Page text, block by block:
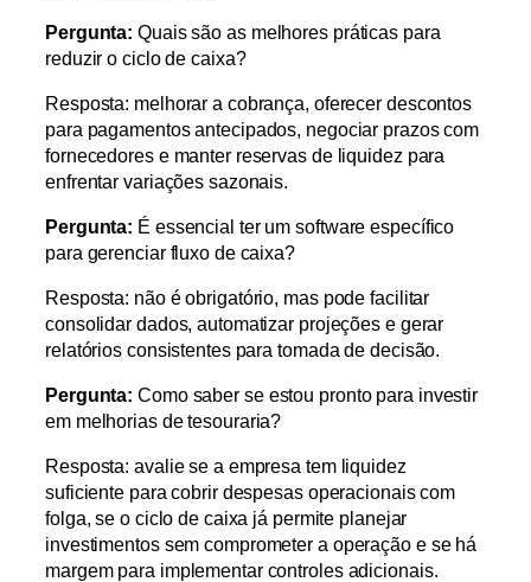
Pergunta: Quais são as melhores práticas para
reduzir o ciclo de caixa?
Resposta: melhorar a cobrança, oferecer descontos
para pagamentos antecipados, negociar prazos com
fornecedores e manter reservas de liquidez para
enfrentar variações sazonais.
Pergunta: É essencial ter um software específico
para gerenciar fluxo de caixa?
Resposta: não é obrigatório, mas pode facilitar
consolidar dados, automatizar projeções e gerar
relatórios consistentes para tomada de decisão.
Pergunta: Como saber se estou pronto para investir
em melhorias de tesouraria?
Resposta: avalie se a empresa tem liquidez
suficiente para cobrir despesas operacionais com
folga, se o ciclo de caixa já permite planejar
investimentos sem comprometer a operação e se há
margem para implementar controles adicionais.